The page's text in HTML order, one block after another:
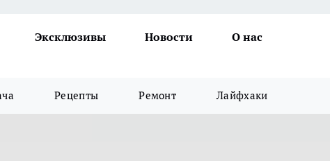
Эксклюзивы Новости
О нас
Рецепты Ремонт Лайфхаки